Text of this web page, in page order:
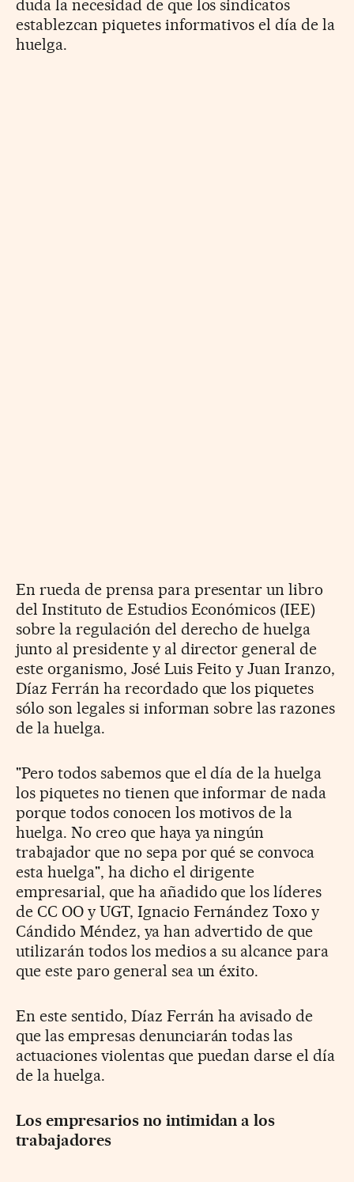
duda la necesidad de que los sindicatos
establezcan piquetes informativos el día de la
huelga.
En rueda de prensa para presentar un libro
del Instituto de Estudios Económicos (IEE)
sobre la regulación del derecho de huelga
junto al presidente y al director general de
este organismo, José Luis Feito y Juan Iranzo,
Díaz Ferrán ha recordado que los piquetes
sólo son legales si informan sobre las razones
de la huelga.
"Pero todos sabemos que el día de la huelga
los piquetes no tienen que informar de nada
porque todos conocen los motivos de la
huelga. No creo que haya ya ningún
trabajador que no sepa por qué se convoca
esta huelga", ha dicho el dirigente
empresarial, que ha añadido que los líderes
de CC OO y UGT, Ignacio Fernández Toxo y
Cándido Méndez, ya han advertido de que
utilizarán todos los medios a su alcance para
que este paro general sea un éxito.
En este sentido, Díaz Ferrán ha avisado de
que las empresas denunciarán todas las
actuaciones violentas que puedan darse el día
de la huelga.
Los empresarios no intimidan a los
trabajadores